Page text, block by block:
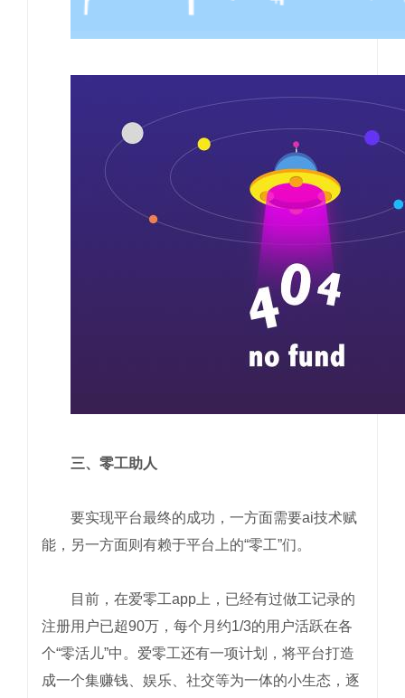
三、零工助人
要实现平台最终的成功，一方面需要ai技术赋
能，另一方面则有赖于平台上的“零工”们。
目前，在爱零工app上，已经有过做工记录的
注册用户已超90万，每个月约1/3的用户活跃在各
个“零活儿”中。爱零工还有一项计划，将平台打造
成一个集赚钱、娱乐、社交等为一体的小生态，逐